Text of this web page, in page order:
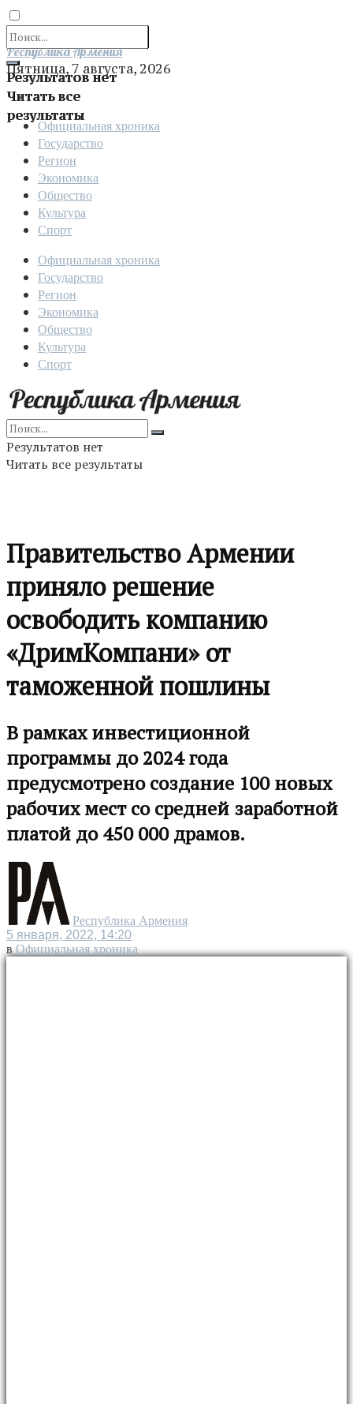
Результатов нет
Читать все
результаты
Отправить
Республика Армения
Пятница, 7 августа, 2026
Официальная хроника
Государство
Регион
Экономика
Общество
Культура
Спорт
Официальная хроника
Государство
Регион
Экономика
Общество
Культура
Спорт
Результатов нет
Читать все результаты
Правительство Армении
приняло решение
освободить компанию
«ДримКомпани» от
таможенной пошлины
В рамках инвестиционной
программы до 2024 года
предусмотрено создание 100 новых
рабочих мест со средней заработной
платой до 450 000 драмов.
Республика Армения
5 января, 2022, 14:20
в Официальная хроника